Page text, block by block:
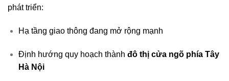
phát triển:
Hạ tầng giao thông đang mở rộng mạnh
Định hướng quy hoạch thành đô thị cửa ngõ phía Tây
Hà Nội